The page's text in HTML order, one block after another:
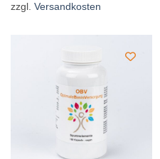
zzgl. Versandkosten